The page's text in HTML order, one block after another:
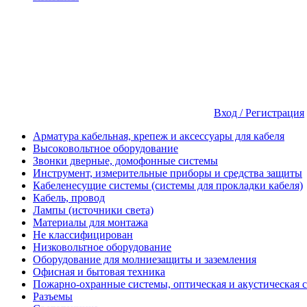
Вход / Регистрация
Арматура кабельная, крепеж и аксессуары для кабеля
Высоковольтное оборудование
Звонки дверные, домофонные системы
Инструмент, измерительные приборы и средства защиты
Кабеленесущие системы (системы для прокладки кабеля)
Кабель, провод
Лампы (источники света)
Материалы для монтажа
Не классифицирован
Низковольтное оборудование
Оборудование для молниезащиты и заземления
Офисная и бытовая техника
Пожарно-охранные системы, оптическая и акустическая
Разъемы